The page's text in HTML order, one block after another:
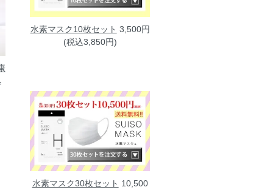
水素マスク10枚セット 3,500円
(税込3,850円)
水素マスク30枚セット 10,500